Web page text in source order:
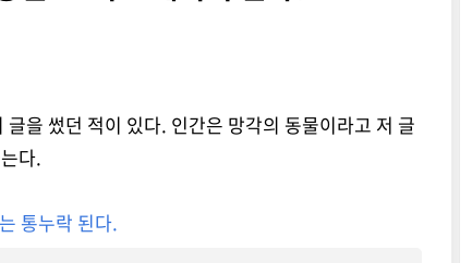
을 썼던 적이 있다. 인간은 망각의 동물이라고 저 글
다.
통누락 된다.